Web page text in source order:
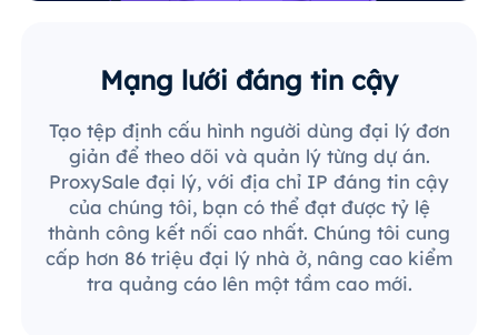
Mạng lưới đáng tin cậy
Tạo tệp định cấu hình người dùng đại lý đơn
giản để theo dõi và quản lý từng dự án.
ProxySale đại lý, với địa chỉ IP đáng tin cậy
của chúng tôi, bạn có thể đạt được tỷ lệ
thành công kết nối cao nhất. Chúng tôi cung
cấp hơn 86 triệu đại lý nhà ở, nâng cao kiểm
tra quảng cáo lên một tầm cao mới.